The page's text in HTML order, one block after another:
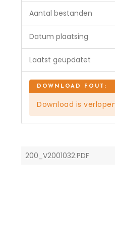
Aantal bestanden
Datum plaatsing
Laatst geüpdatet
Download is
200_V2001032.PDF